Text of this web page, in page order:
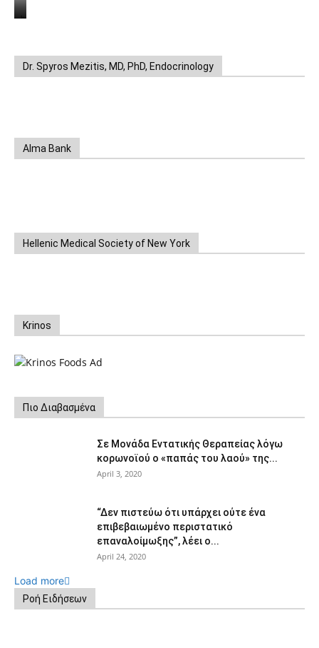
https://www.unitedbrothersfruitmarkets.com/
https://www.unitedbrothersfruitmarkets.com/
Dr. Spyros Mezitis, MD, PhD, Endocrinology
Alma Bank
Hellenic Medical Society of New York
Krinos
Πιο Διαβασμένα
Σε Μονάδα Εντατικής Θεραπείας λόγω
κορωνοϊού ο «παπάς του λαού» της...
April 3, 2020
“Δεν πιστεύω ότι υπάρχει ούτε ένα
επιβεβαιωμένο περιστατικό
επαναλοίμωξης”, λέει ο...
April 24, 2020
Load more
Ροή Ειδήσεων